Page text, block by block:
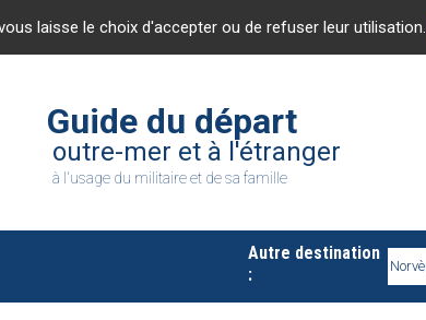
Guide du départ
outre-mer et à l'étranger
à l'usage du militaire et de sa famille
Autre destination
:
laisse le choix d'accepter ou de refuser leur utilisation.